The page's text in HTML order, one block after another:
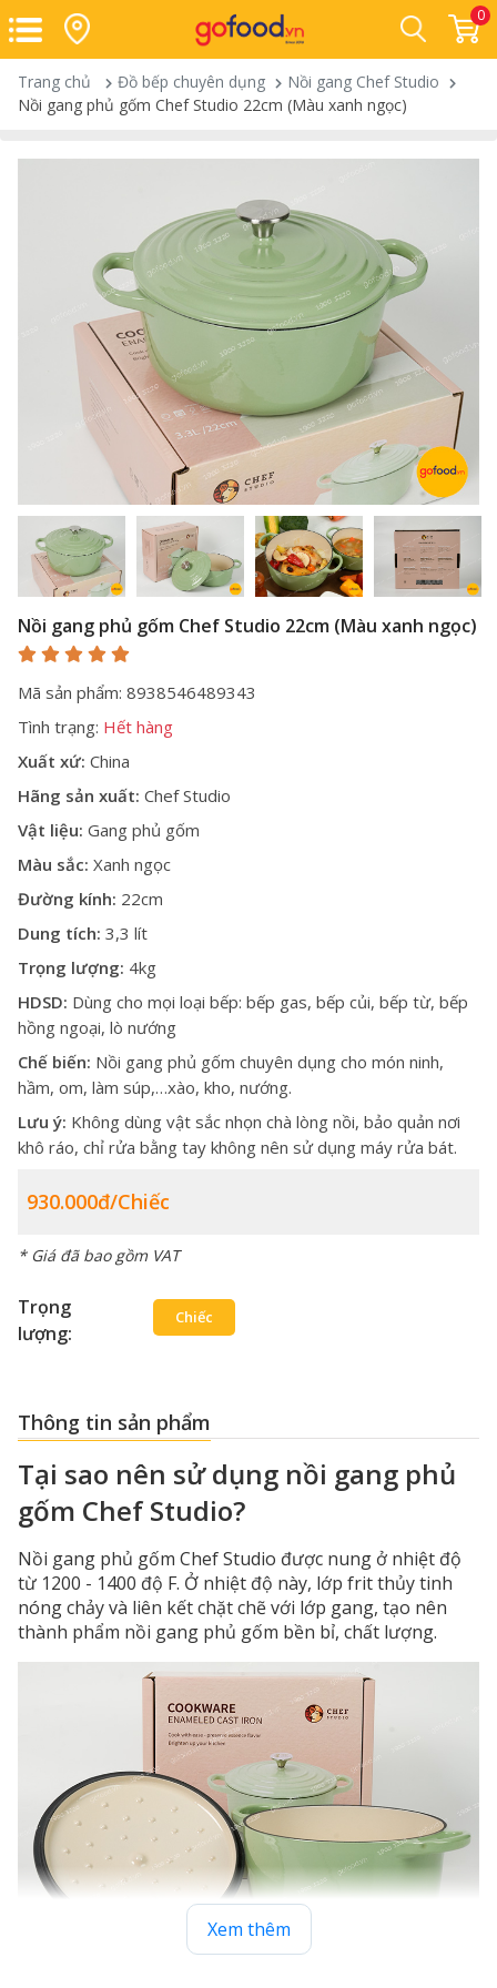
0
Trang chủ Đồ bếp chuyên dụng
Nồi gang Chef Studio
Nồi gang phủ gốm Chef Studio 22cm (Màu xanh ngọc)
Nồi gang phủ gốm Chef Studio 22cm (Màu xanh ngọc)
Mã sản phẩm: 8938546489343
Tình trạng: Hết hàng
Xuất xứ: China
Hãng sản xuất: Chef Studio
Vật liệu: Gang phủ gốm
Màu sắc: Xanh ngọc
Đường kính: 22cm
Dung tích: 3,3 lít
Trọng lượng: 4kg
HDSD: Dùng cho mọi loại bếp: bếp gas, bếp củi, bếp từ, bếp
hồng ngoại, lò nướng
Chế biến: Nồi gang phủ gốm chuyên dụng cho món ninh,
hầm, om, làm súp,…xào, kho, nướng.
Lưu ý: Không dùng vật sắc nhọn chà lòng nồi, bảo quản nơi
khô ráo, chỉ rửa bằng tay không nên sử dụng máy rửa bát.
930.000đ/Chiếc
* Giá đã bao gồm VAT
Trọng
lượng:
Chiếc
Thông tin sản phẩm
Tại sao nên sử dụng nồi gang phủ
gốm Chef Studio?
Nồi gang phủ gốm Chef Studio được nung ở nhiệt độ
từ 1200 - 1400 độ F. Ở nhiệt độ này, lớp frit thủy tinh
nóng chảy và liên kết chặt chẽ với lớp gang, tạo nên
thành phẩm nồi gang phủ gốm bền bỉ, chất lượng.
Xem thêm